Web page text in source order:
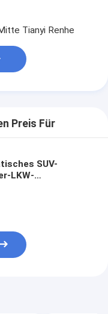
Tianyi Renhe
Preis Für
SUV-
LKW-